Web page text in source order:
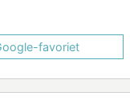
favoriet